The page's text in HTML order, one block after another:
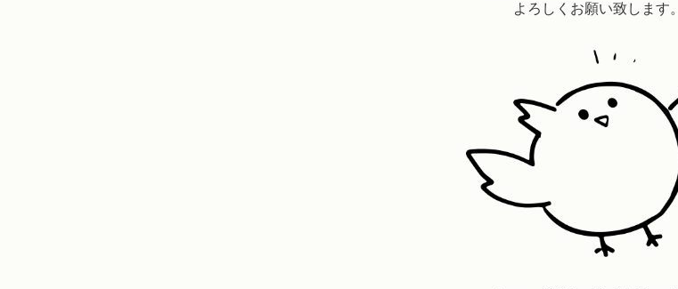
よろしくお願い致します。